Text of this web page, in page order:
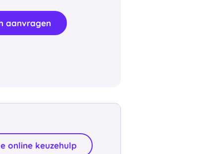
aanvragen
online keuzehulp